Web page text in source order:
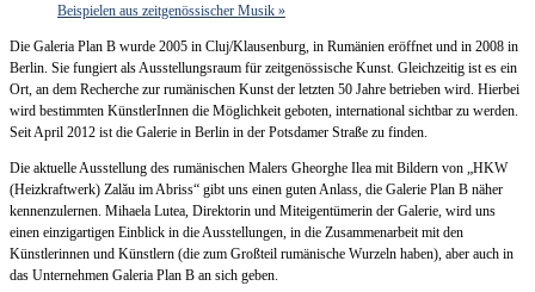
Beispielen aus zeitgenössischer Musik »
Die Galeria Plan B wurde 2005 in Cluj/Klausenburg, in Rumänien eröffnet und in 2008 in
Berlin. Sie fungiert als Ausstellungsraum für zeitgenössische Kunst. Gleichzeitig ist es ein
Ort, an dem Recherche zur rumänischen Kunst der letzten 50 Jahre betrieben wird. Hierbei
wird bestimmten KünstlerInnen die Möglichkeit geboten, international sichtbar zu werden.
Seit April 2012 ist die Galerie in Berlin in der Potsdamer Straße zu finden.
Die aktuelle Ausstellung des rumänischen Malers Gheorghe Ilea mit Bildern von „HKW
(Heizkraftwerk) Zalău im Abriss“ gibt uns einen guten Anlass, die Galerie Plan B näher
kennenzulernen. Mihaela Lutea, Direktorin und Miteigentümerin der Galerie, wird uns
einen einzigartigen Einblick in die Ausstellungen, in die Zusammenarbeit mit den
Künstlerinnen und Künstlern (die zum Großteil rumänische Wurzeln haben), aber auch in
das Unternehmen Galeria Plan B an sich geben.